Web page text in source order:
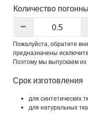
Количество
Пожалуйста, обратите
предназначены
Поэтому мы выпускаем
Срок изготовления
для синтетических
для натуральных